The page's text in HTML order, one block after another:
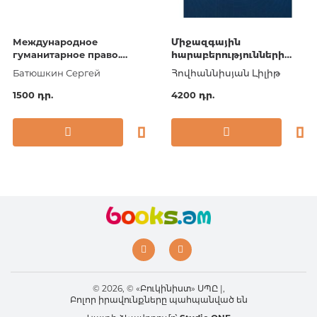
Международное
гуманитарное право.
Специалитет). Учебное
пособие
Батюшкин Сергей
1500 դր.
Միջազգային
հարաբերությունների
ժամանակակից
համակարգը և
տեսությունները
Հովհաննիսյան Լիլիթ
4200 դր.
© 2026, © «Բուկինիստ» ՍՊԸ |,
Բոլոր իրավունքները պահպանված են